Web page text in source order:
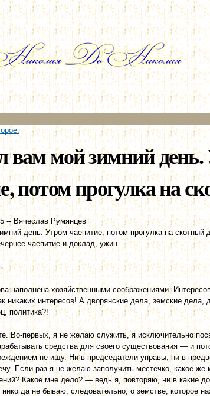
Перейти к
основному
содержанию
вам мой зимний
потом прогулка на
--Вячеслав Румянцев
день. Утром чаепитие, потом прогулка на скотный
чаепитие и доклад, ужин…
наполнена хозяйственными соображениями.
никаких интересов! А дворянские дела, земские дела,
политика?!
Во-первых, я не желаю служить, я исключи­тельно
средства для своего существования — и
не ищу. Ни в председатели управы, ни в
Если раз я не желаю заполучить местечко, какое
Какое мне дело? — ведь я, повторяю, ни в какие
не бываю, следовательно, о земстве, которое